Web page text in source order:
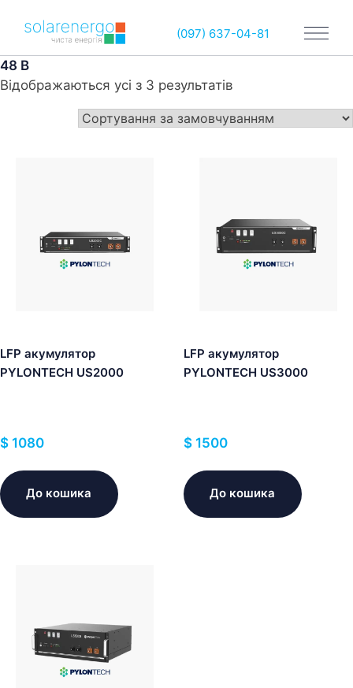
(097) 637-04-81
48 В
Відображаються усі з 3 результатів
LFP акумулятор
PYLONTECH US2000
$ 1080
До кошика
LFP акумулятор
PYLONTECH US3000
$1500
До кошика